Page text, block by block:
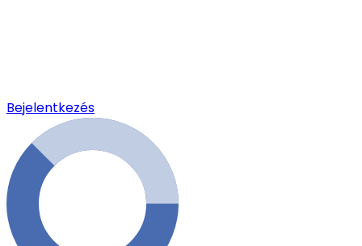
Bejelentkezés